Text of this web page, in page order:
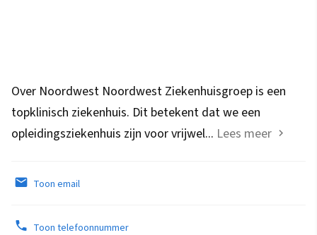
Over Noordwest Noordwest Ziekenhuisgroep is een
topklinisch ziekenhuis. Dit betekent dat we een
opleidingsziekenhuis zijn voor vrijwel... Lees meer
Toon email
Toon telefoonnummer